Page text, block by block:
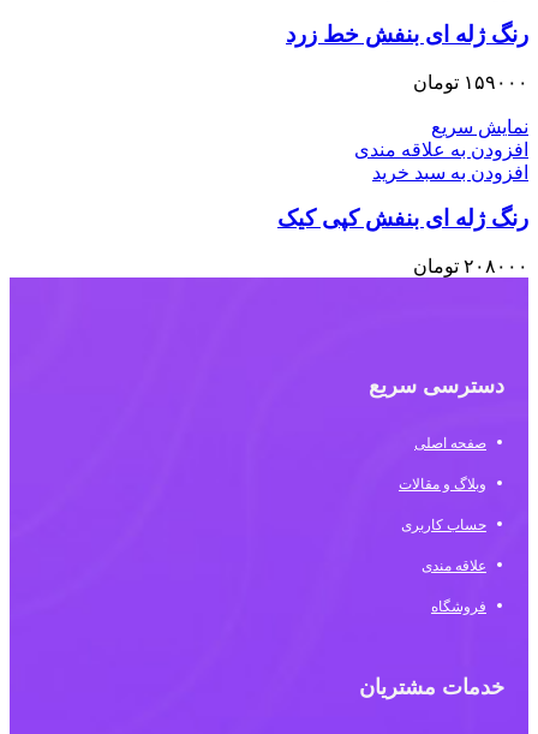
رنگ ژله ای بنفش خط زرد
۱۵۹۰۰۰ تومان
نمایش سریع
افزودن به علاقه مندی
افزودن به سبد خرید
رنگ ژله ای بنفش کپی کیک
۲۰۸۰۰۰ تومان
دسترسی سریع
صفحه اصلی
وبلاگ و مقالات
حساب کاربری
علاقه مندی
فروشگاه
خدمات مشتریان